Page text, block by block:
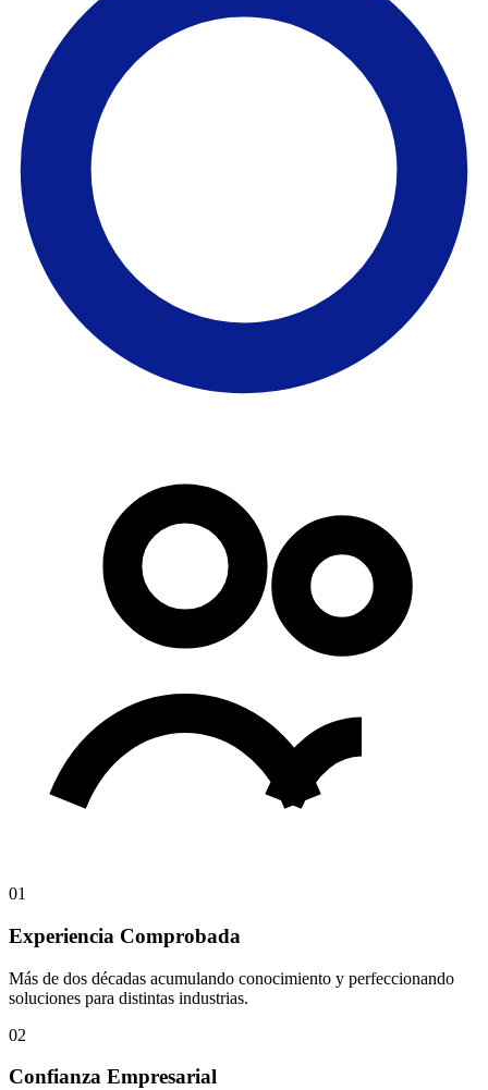
01
Experiencia Comprobada
Más de dos décadas acumulando conocimiento y perfeccionando
soluciones para distintas industrias.
02
Confianza Empresarial